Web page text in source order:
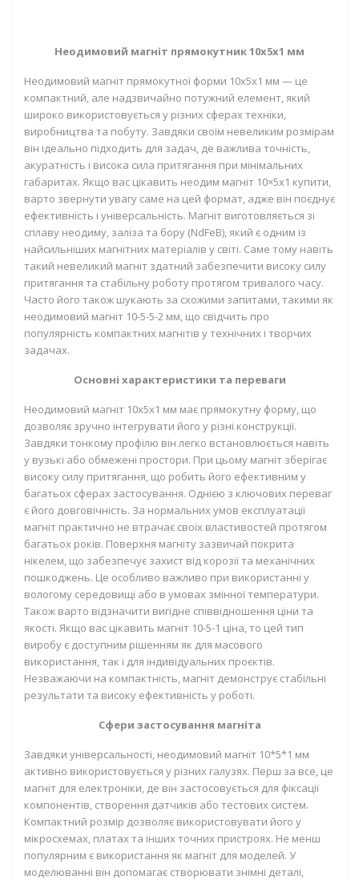
Неодимовий магніт прямокутник 10x5x1 мм
Неодимовий магніт прямокутної форми 10x5x1 мм — це
компактний, але надзвичайно потужний елемент, який
широко використовується у різних сферах техніки,
виробництва та побуту. Завдяки своїм невеликим розмірам
він ідеально підходить для задач, де важлива точність,
акуратність і висока сила притягання при мінімальних
габаритах. Якщо вас цікавить неодим магніт 10×5х1 купити,
варто звернути увагу саме на цей формат, адже він поєднує
ефективність і універсальність. Магніт виготовляється зі
сплаву неодиму, заліза та бору (NdFeB), який є одним із
найсильніших магнітних матеріалів у світі. Саме тому навіть
такий невеликий магніт здатний забезпечити високу силу
притягання та стабільну роботу протягом тривалого часу.
Часто його також шукають за схожими запитами, такими як
неодимовий магніт 10-5-5-2 мм, що свідчить про
популярність компактних магнітів у технічних і творчих
задачах.
Основні характеристики та переваги
Неодимовий магніт 10x5x1 мм має прямокутну форму, що
дозволяє зручно інтегрувати його у різні конструкції.
Завдяки тонкому профілю він легко встановлюється навіть
у вузькі або обмежені простори. При цьому магніт зберігає
високу силу притягання, що робить його ефективним у
багатьох сферах застосування. Однією з ключових переваг
є його довговічність. За нормальних умов експлуатації
магніт практично не втрачає своїх властивостей протягом
багатьох років. Поверхня магніту зазвичай покрита
нікелем, що забезпечує захист від корозії та механічних
пошкоджень. Це особливо важливо при використанні у
вологому середовищі або в умовах змінної температури.
Також варто відзначити вигідне співвідношення ціни та
якості. Якщо вас цікавить магніт 10-5-1 ціна, то цей тип
виробу є доступним рішенням як для масового
використання, так і для індивідуальних проєктів.
Незважаючи на компактність, магніт демонструє стабільні
результати та високу ефективність у роботі.
Сфери застосування магніта
Завдяки універсальності, неодимовий магніт 10*5*1 мм
активно використовується у різних галузях. Перш за все, це
магніт для електроніки, де він застосовується для фіксації
компонентів, створення датчиків або тестових систем.
Компактний розмір дозволяє використовувати його у
мікросхемах, платах та інших точних пристроях. Не менш
популярним є використання як магніт для моделей. У
моделюванні він допомагає створювати знімні деталі,